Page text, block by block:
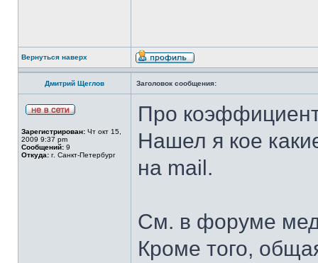
Вернуться наверх
Дмитрий Щеглов Заголовок сообщения:
Зарегистрирован: Чт окт 15,
2009 9:37 pm
Сообщений: 9
Откуда: г. Санкт-Петербург
Про
Нашел я кое
на mail.
См. в форуме
Кроме того,